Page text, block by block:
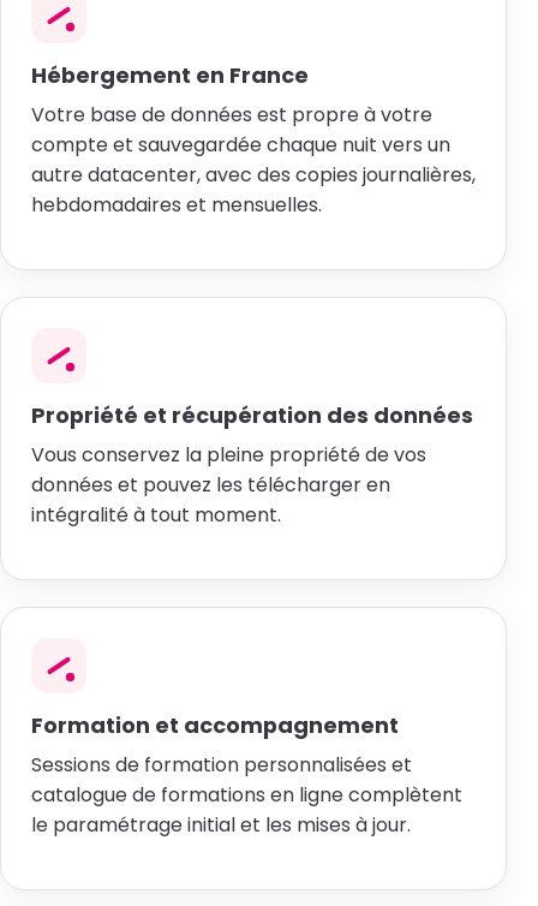
Hébergement en France
Votre base de données est propre à votre
compte et sauvegardée chaque nuit vers un
autre datacenter, avec des copies journalières,
hebdomadaires et mensuelles.
Propriété et récupération des données
Vous conservez la pleine propriété de vos
données et pouvez les télécharger en
intégralité à tout moment.
Formation et accompagnement
Sessions de formation personnalisées et
catalogue de formations en ligne complètent
le paramétrage initial et les mises à jour.